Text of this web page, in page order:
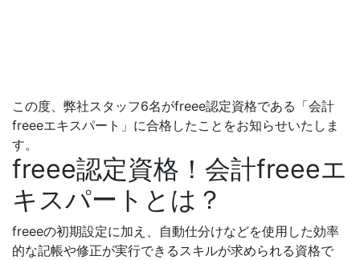
この度、弊社スタッフ6名がfreee認定資格である「会計
freeeエキスパート」に合格したことをお知らせいたしま
す。
freee認定資格！会計freeeエ
キスパートとは？
freeeの初期設定に加え、自動仕分けなどを使用した効率
的な記帳や修正が実行できるスキルが求められる資格で